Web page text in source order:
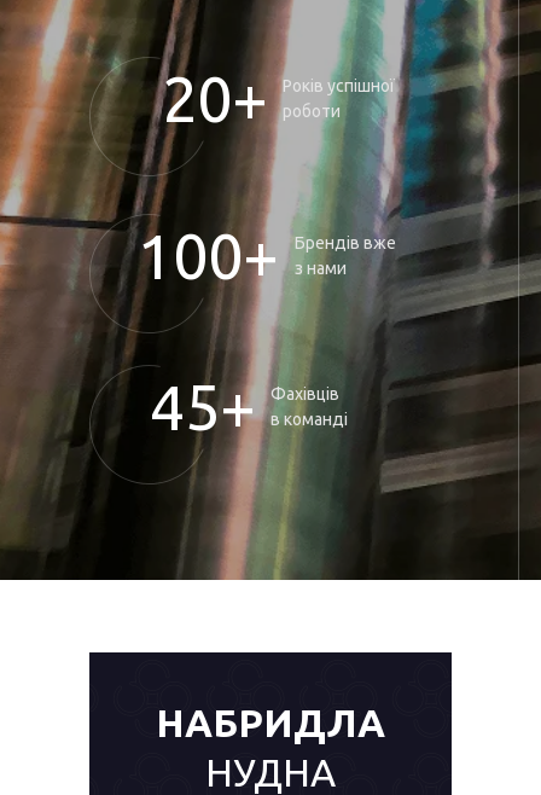
20+
Років успішної
роботи
100+
Брендів вже
з нами
45+
Фахівців
в команді
НАБРИДЛА
НУДНА